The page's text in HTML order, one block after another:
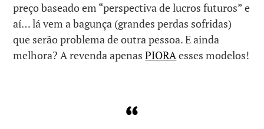
preço baseado em “perspectiva de lucros futuros” e
aí… lá vem a bagunça (grandes perdas sofridas)
que serão problema de outra pessoa. E ainda
melhora? A revenda apenasPIORAesses modelos!